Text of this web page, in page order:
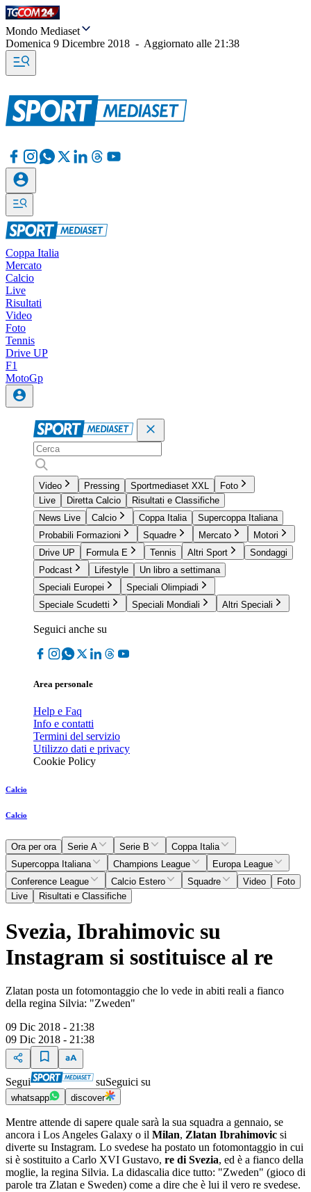
Mondo Mediaset
Domenica 9 Dicembre 2018 - Aggiornato alle 21:38
Coppa Italia
Mercato
Calcio
Live
Risultati
Video
Foto
Tennis
Drive UP
F1
MotoGp
Video Pressing Sportmediaset XXL
Foto
Live
Diretta Calcio
Risultati e Classifiche
News Live
Calcio Coppa Italia
Supercoppa Italiana
Probabili Formazioni
Squadre Mercato
Motori
Drive UP
Formula E Tennis Altri Sport
Sondaggi
Podcast
Lifestyle
Un libro a settimana
Speciali Europei
Speciali Olimpiadi
Speciale Scudetti
Speciali Mondiali Altri Speciali
Seguici anche su
Area personale
Help e Faq
Info e contatti
Termini del servizio
Utilizzo dati e privacy
Cookie Policy
Calcio
Calcio
Ora per ora Serie A Serie B
Coppa Italia
Supercoppa Italiana
Champions League
Europa League
Conference League
Calcio Estero Squadre Video
Foto
Live
Risultati e Classifiche
Svezia, Ibrahimovic su
Instagram si sostituisce al re
Zlatan posta un fotomontaggio che lo vede in abiti reali a fianco
della regina Silvia: "Zweden"
09 Dic 2018 - 21:38
09 Dic 2018 - 21:38
Segui suSeguici su
whatsapp discover
Mentre attende di sapere quale sarà la sua squadra a gennaio, se
ancora i Los Angeles Galaxy o il Milan, Zlatan Ibrahimovic si
diverte su Instagram. Lo svedese ha postato un fotomontaggio in cui
si è sostituito a Carlo XVI Gustavo, re di Svezia, ed è a fianco della
moglie, la regina Silvia. La didascalia dice tutto: "Zweden" (gioco di
parole tra Zlatan e Sweden) come a dire che è lui il vero re svedese.